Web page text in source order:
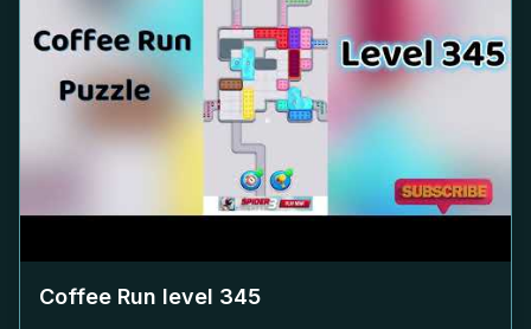
Coffee Run level 345